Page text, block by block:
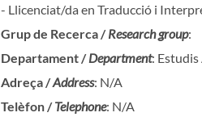
- Llicenciat/da en Traducció i
Grup de Recerca /Research group:
Departament /Department:
Adreça /Address: N/A
Telèfon /Telephone: N/A